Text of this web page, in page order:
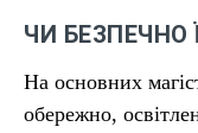
ЧИ БЕЗПЕЧНО
На основних
обережно,